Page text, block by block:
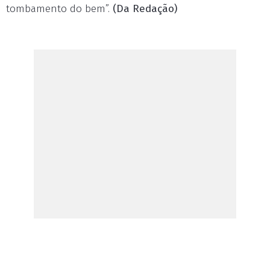
tombamento do bem”. (Da Redação)